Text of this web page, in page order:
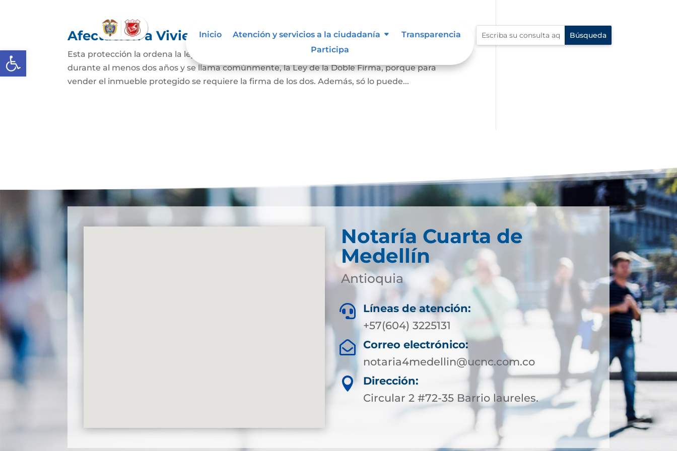
Abrir barra de herramientas
Inicio Atención y servicios a la ciudadanía
Transparencia
Participa
Afectación a Vivienda familiar
Esta protección la ordena la ley sobre la vivienda que habita la pareja casada o en unión marital
durante al menos dos años y se llama comúnmente, la Ley de la Doble Firma, porque para
vender el inmueble protegido se requiere la firma de los dos. Además, só lo puede...
Notaría Cuarta de
Medellín
Antioquia

Líneas de atención:
+57(604) 3225131

Correo electrónico:
notaria4medellin@ucnc.com.co

Dirección:
Circular 2 #72-35 Barrio laureles.